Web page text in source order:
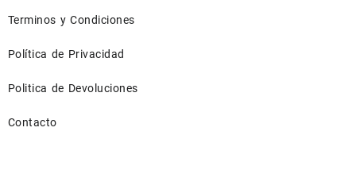
Terminos y Condiciones
Política de Privacidad
Politica de Devoluciones
Contacto